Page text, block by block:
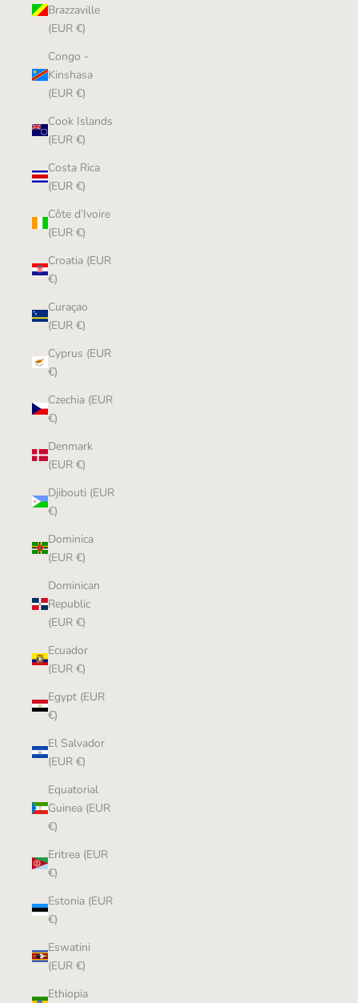
Brazzaville
(EUR €)
Congo -
Kinshasa
(EUR €)
Cook Islands
(EUR €)
Costa Rica
(EUR €)
Côte d’Ivoire
(EUR €)
Croatia (EUR
€)
Curaçao
(EUR €)
Cyprus (EUR
€)
Czechia (EUR
€)
Denmark
(EUR €)
Djibouti (EUR
€)
Dominica
(EUR €)
Dominican
Republic
(EUR €)
Ecuador
(EUR €)
Egypt (EUR
€)
El Salvador
(EUR €)
Equatorial
Guinea (EUR
€)
Eritrea (EUR
€)
Estonia (EUR
€)
Eswatini
(EUR €)
Ethiopia